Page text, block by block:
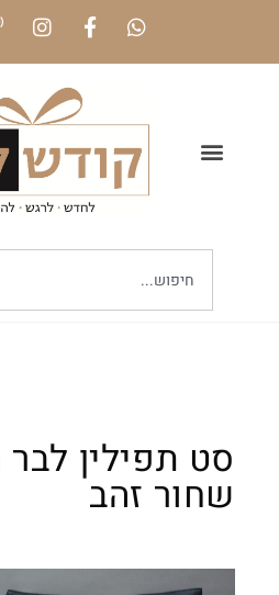
סט תפילין
שחור זהב